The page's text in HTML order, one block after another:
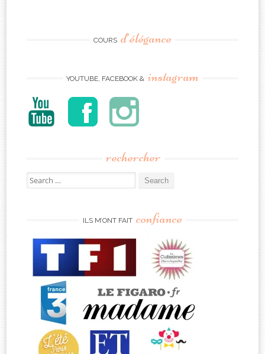
COURS d’élégance
YOUTUBE, FACEBOOK & instagram
rechercher
Search
for:
ILS M’ONT FAIT confiance